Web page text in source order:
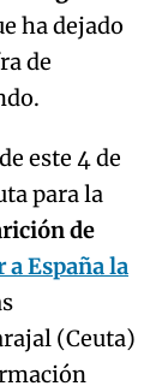
ha dejado
de
este 4 de
para la
de
a España la
(Ceuta)